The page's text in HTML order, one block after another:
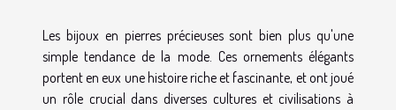
Les bijoux en pierres précieuses sont bien plus qu'une
simple tendance de la mode. Ces ornements élégants
portent en eux une histoire riche et fascinante, et ont joué
un rôle crucial dans diverses cultures et civilisations à